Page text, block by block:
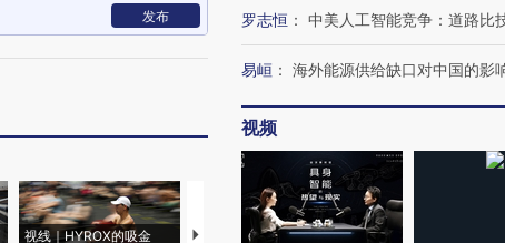
发布
视线｜HYROX的吸金
马航飞行员跨国走私7万
视线｜被称为“蟑螂”的印
罗志恒 ： 中美人工智能竞争：道路比
易峘 ： 海外能源供给缺口对中国的影
视频